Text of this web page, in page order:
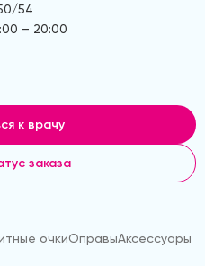
54
– 20:00
к врачу
заказа
очкиОправыАксессуары